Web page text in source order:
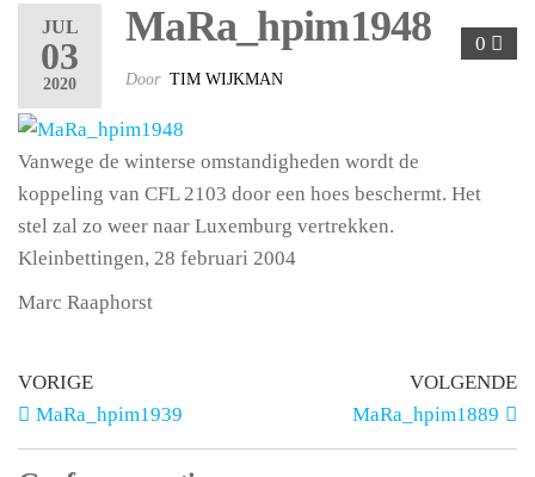
JUL
03
2020
0
MaRa_hpim1948
Door TIM WIJKMAN
Vanwege de winterse omstandigheden wordt de
koppeling van CFL 2103 door een hoes beschermt. Het
stel zal zo weer naar Luxemburg vertrekken.
Kleinbettingen, 28 februari 2004
Marc Raaphorst
VORIGE
MaRa_hpim1939
VOLGENDE
MaRa_hpim1889